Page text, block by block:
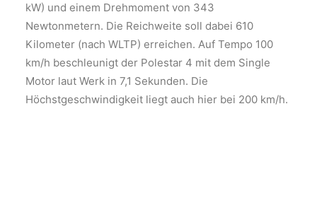
kW) und einem Drehmoment von 343
Newtonmetern. Die Reichweite soll dabei 610
Kilometer (nach WLTP) erreichen. Auf Tempo 100
km/h beschleunigt der Polestar 4 mit dem Single
Motor laut Werk in 7,1 Sekunden. Die
Höchstgeschwindigkeit liegt auch hier bei 200 km/h.